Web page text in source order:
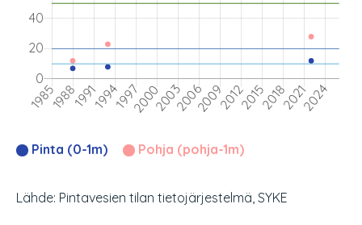
Pinta (0-1m) Pohja (pohja-1m)
Lähde: Pintavesien tilan tietojärjestelmä, SYKE